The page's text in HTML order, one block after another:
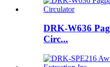
DRK-W636
Circ...